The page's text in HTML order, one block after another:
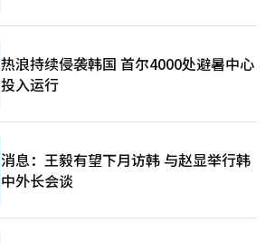
热浪持续侵袭韩国 首尔4000处避暑中心
投入运行
消息：王毅有望下月访韩 与赵显举行韩
中外长会谈